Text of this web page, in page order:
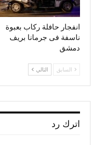
انفجار حافلة ركاب بعبوة
ناسفة فى جرمانا بريف
دمشق
السابق التالي
اترك رد